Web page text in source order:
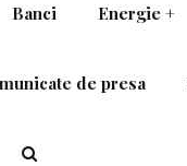
Banci Energie +
de presa